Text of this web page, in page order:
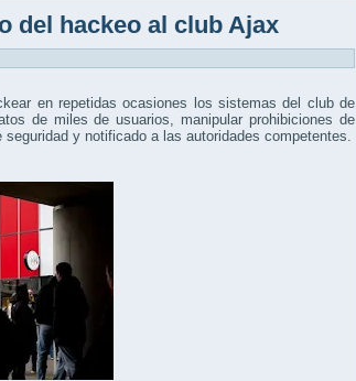
del hackeo al club Ajax
en repetidas ocasiones los sistemas del club de
de miles de usuarios, manipular prohibiciones de
y notificado a las autoridades competentes.